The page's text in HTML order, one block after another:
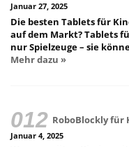
Januar 27, 2025
Die besten Tablets für
auf dem Markt? Tablets
nur Spielzeuge – sie
Mehr dazu »
RoboBlockly für
Januar 4, 2025